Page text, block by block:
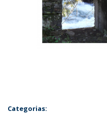
Categorias: